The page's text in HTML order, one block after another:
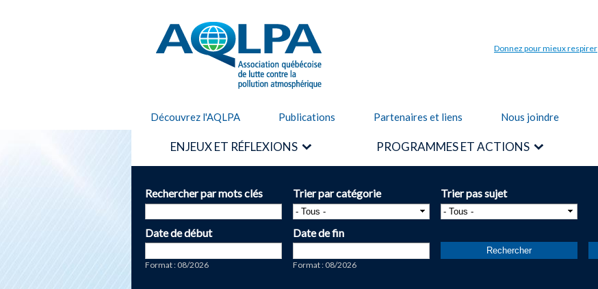
AQLPA Donnez pour mieux respirer
Découvrez l'AQLPA Publications Partenaires et liens Nous joindre
ENJEUX ET RÉFLEXIONS PROGRAMMES ET ACTIONS
Rechercher par mots clés Trier par catégorie Trier pas sujet
Date de début
Format : 08/2026
Date de fin
Format : 08/2026